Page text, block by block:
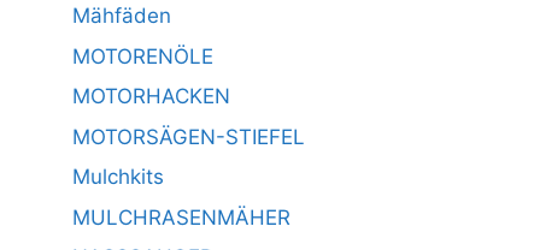
Mähfäden
MOTORENÖLE
MOTORHACKEN
MOTORSÄGEN-STIEFEL
Mulchkits
MULCHRASENMÄHER